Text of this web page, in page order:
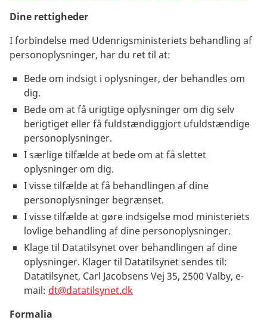
Dine rettigheder
I forbindelse med Udenrigsministeriets behandling af
personoplysninger, har du ret til at:
Bede om indsigt i oplysninger, der behandles om
dig.
Bede om at få urigtige oplysninger om dig selv
berigtiget eller få fuldstændiggjort ufuldstændige
personoplysninger.
I særlige tilfælde at bede om at få slettet
oplysninger om dig.
I visse tilfælde at få behandlingen af dine
personoplysninger begrænset.
I visse tilfælde at gøre indsigelse mod ministeriets
lovlige behandling af dine personoplysninger.
Klage til Datatilsynet over behandlingen af dine
oplysninger. Klager til Datatilsynet sendes til:
Datatilsynet, Carl Jacobsens Vej 35, 2500 Valby, e-
mail: dt@datatilsynet.dk
Formalia